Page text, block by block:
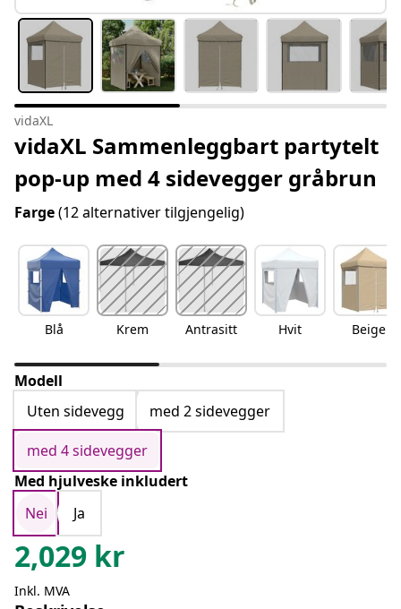
vidaXL
vidaXL Sammenleggbart partytelt
pop-up med 4 sidevegger gråbrun
Farge(12 alternativer tilgjengelig)
Blå Krem Antrasitt Hvit Beige
Modell
Uten sidevegg
med 2 sidevegger
med 4 sidevegger
Med hjulveske inkludert
Nei
Ja
2,029 kr
Inkl. MVA